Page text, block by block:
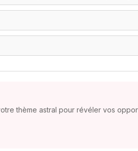
thème astral pour révéler vos